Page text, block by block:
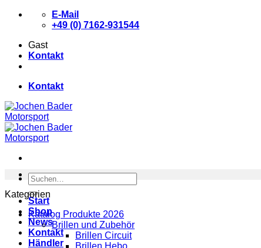
Zum
E-Mail
+49 (0) 7162-931544
Gast
Kontakt
Kontakt
Suchen
nach:
Start
Shop
News
Kontakt
Händler
Kategorien
Katalog Produkte 2026
Brillen und Zubehör
Brillen Circuit
Brillen Hebo